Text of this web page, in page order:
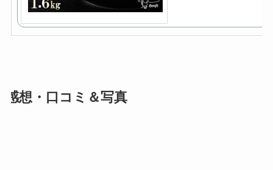
感想・口コミ＆写真